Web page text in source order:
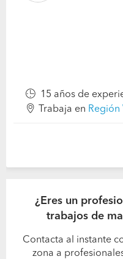
15 años de
Trabaja en Región
¿Eres un
trabajos de
Contacta al instante
zona a